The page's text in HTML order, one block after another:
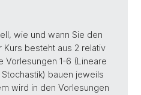
wie und wann Sie den
besteht aus 2 relativ
Vorlesungen 1-6 (Lineare
bauen jeweils
wird in den Vorlesungen